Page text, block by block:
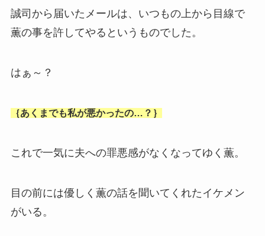
誠司から届いたメールは、いつもの上から目線で
薫の事を許してやるというものでした。
はぁ～？
｛あくまでも私が悪かったの…？｝
これで一気に夫への罪悪感がなくなってゆく薫。
目の前には優しく薫の話を聞いてくれたイケメン
がいる。